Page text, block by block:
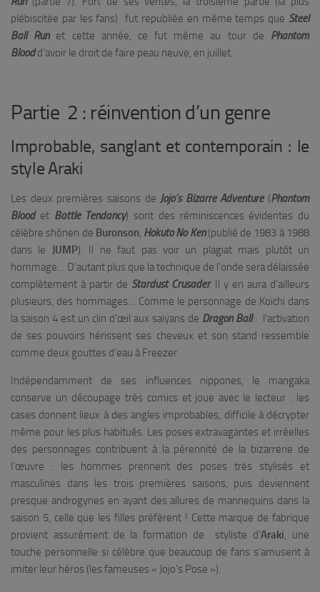
plébiscitée par les fans) fut republiée en même temps que Steel
Ball Runet cette année, ce fut même au tour de Phantom
Bloodd’avoir le droit de faire peau neuve, en juillet.
Partie 2 : réinvention d’un genre
Improbable, sanglant et contemporain : le
style Araki
Les deux premières saisons deJojo’s Bizarre Adventure(Phantom
Bloodet Battle Tendancy) sont des réminiscences évidentes du
célèbre shônen de Buronson, Hokuto No Ken(publié de 1983 à 1988
dans le JUMP). Il ne faut pas voir un plagiat mais plutôt un
hommage… D’autant plus que la technique de l’onde sera délaissée
complètement à partir de Stardust Crusader. Il y en aura d’ailleurs
plusieurs, des hommages… Comme le personnage de Koïchi dans
la saison 4 est un clin d’œil aux saiyans de Dragon Ball: l’activation
de ses pouvoirs hérissent ses cheveux et son stand ressemble
comme deux gouttes d’eau à Freezer.
Indépendamment de ses influences nippones, le mangaka
conserve un découpage très comics et joue avec le lecteur : les
cases donnent lieux à des angles improbables, difficile à décrypter
même pour les plus habitués. Les poses extravagantes et irréelles
des personnages contribuent à la pérennité de la bizarrerie de
l’œuvre : les hommes prennent des poses très stylisés et
masculines dans les trois premières saisons, puis deviennent
presque androgynes en ayant des allures de mannequins dans la
saison 5, celle que les filles préfèrent ! Cette marque de fabrique
provient assurément de la formation de styliste d’Araki, une
touche personnelle si célèbre que beaucoup de fans s’amusent à
imiter leur héros (les fameuses « Jojo’s Pose »).